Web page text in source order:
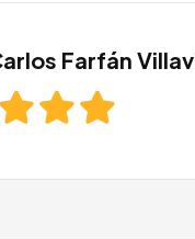
Farfán